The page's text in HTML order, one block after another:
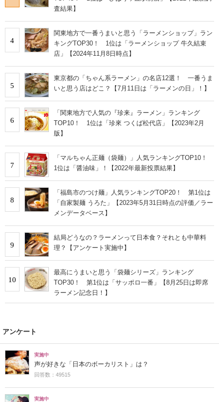
査結果】
4
関東地方で一番うまいと思う「ラーメンショップ」ラン
キングTOP30！ 1位は「ラーメンショップ 牛久結束
店」【2024年11月8日時点】
5
東京都の「ちゃん系ラーメン」の名店12選！ 一番うま
いと思う店はどこ？【7月11日は「ラーメンの日」！】
6
「関東地方で人気の『珍来』ラーメン」ランキング
TOP10！ 1位は「珍來 つくば松代店」【2023年2月
版】
7
「マルちゃん正麺（袋麺）」人気ランキングTOP10！
1位は「醤油味」！【2022年最新投票結果】
8
「福島市のつけ麺」人気ランキングTOP20！ 第1位は
「自家製麺 うろた」【2023年5月31日時点の評価／ラー
メンデータベース】
9
結局どうなの？ラーメンって日本食？それとも中華料
理？【アンケート実施中】
10
最高にうまいと思う「袋麺シリーズ」ランキング
TOP30！ 第1位は「サッポロ一番」【8月25日は即席
ラーメン記念日！】
アンケート
実施中
声が好きな「日本のボーカリスト」は？
回答数：49515
実施中